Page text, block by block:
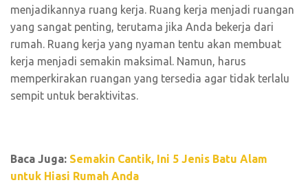
menjadikannya ruang kerja. Ruang kerja menjadi ruangan
yang sangat penting, terutama jika Anda bekerja dari
rumah. Ruang kerja yang nyaman tentu akan membuat
kerja menjadi semakin maksimal. Namun, harus
memperkirakan ruangan yang tersedia agar tidak terlalu
sempit untuk beraktivitas.
Baca Juga: Semakin Cantik, Ini 5 Jenis Batu Alam
untuk Hiasi Rumah Anda